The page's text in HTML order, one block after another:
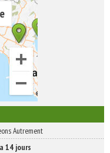
Autrement
14 jours